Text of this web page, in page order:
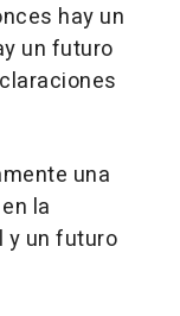
hay un
un futuro
una
la
y un futuro